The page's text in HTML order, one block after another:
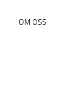
OM OSS